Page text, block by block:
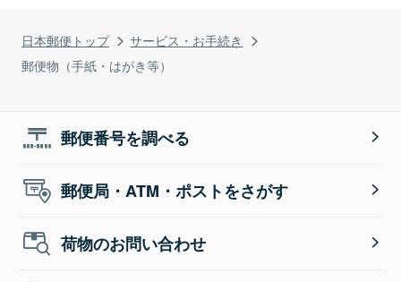
日本郵便トップ
サービス・お手続き
郵便物（手紙・はがき等）
郵便番号を調べる
郵便局・ATM・ポストをさがす
荷物のお問い合わせ